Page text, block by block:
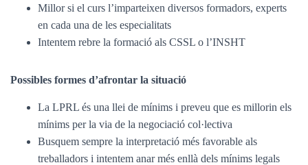
Millor si el curs l’imparteixen diversos formadors, experts
en cada una de les especialitats
Intentem rebre la formació als CSSL o l’INSHT
Possibles formes d’afrontar la situació
La LPRL és una llei de mínims i preveu que es millorin els
mínims per la via de la negociació col·lectiva
Busquem sempre la interpretació més favorable als
treballadors i intentem anar més enllà dels mínims legals